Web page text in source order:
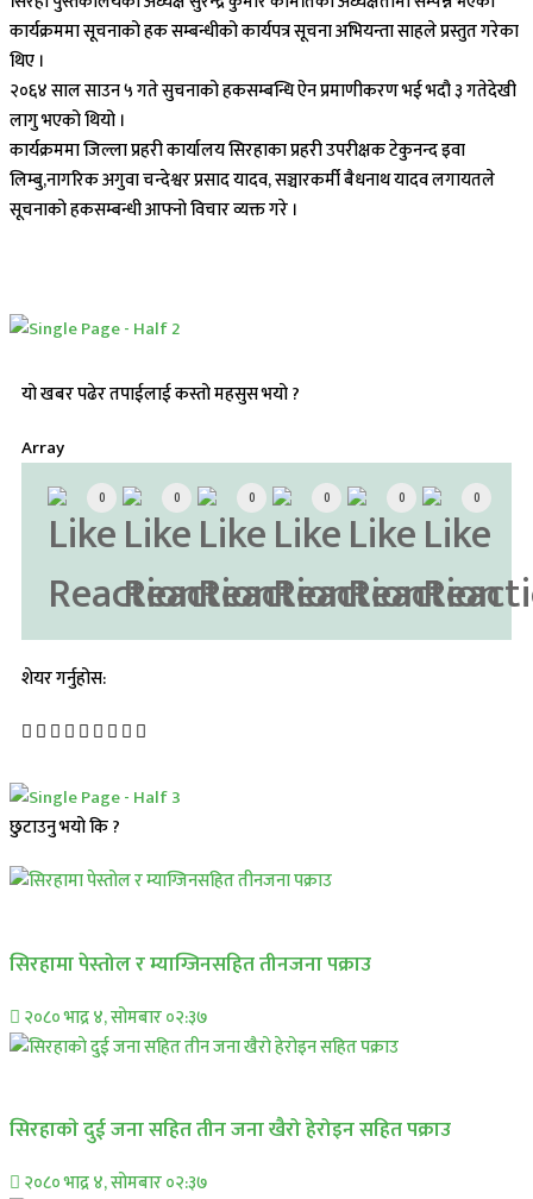
कार्यक्रममा सूचनाको हक सम्बन्धीको कार्यपत्र सूचना अभियन्ता साहले प्रस्तुत गरेका
थिए ।
२०६४ साल साउन ५ गते सुचनाको हकसम्बन्धि ऐन प्रमाणीकरण भई भदौ ३ गतेदेखी
लागु भएको थियो ।
कार्यक्रममा जिल्ला प्रहरी कार्यालय सिरहाका प्रहरी उपरीक्षक टेकुनन्द इवा
लिम्बु,नागरिक अगुवा चन्देश्वर प्रसाद यादव, सञ्चारकर्मी बैधनाथ यादव लगायतले
सूचनाको हकसम्बन्धी आफ्नो विचार व्यक्त गरे ।
यो खबर पढेर तपाईलाई कस्तो महसुस भयो ?
Array
0 0 0 0 0 0
शेयर गर्नुहोस:
छुटाउनु भयो कि ?
सिरहामा पेस्तोल र म्याग्जिनसहित तीनजना पक्राउ
२०८० भाद्र ४, सोमबार ०२:३७
सिरहाकाे दुई जना सहित तीन जना खैरो हेरोइन सहित पक्राउ
२०८० भाद्र ४, सोमबार ०२:३७